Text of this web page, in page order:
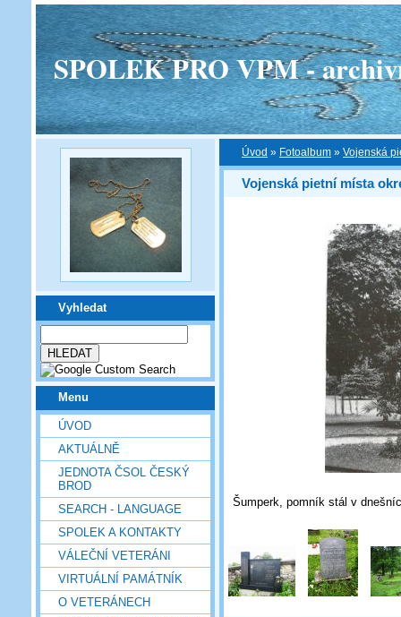
SPOLEK PRO VPM -
Vyhledat
Menu
ÚVOD
AKTUÁLNĚ
JEDNOTA ČSOL ČESKÝ
BROD
SEARCH - LANGUAGE
SPOLEK A KONTAKTY
VÁLEČNÍ VETERÁNI
VIRTUÁLNÍ PAMÁTNÍK
O VETERÁNECH
Úvod » Fotoalbum » Vojenská
Vojenská pietní místa
Šumperk, pomník stál v